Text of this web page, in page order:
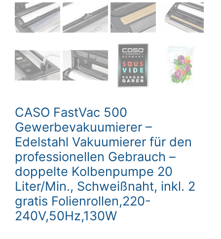
CASO FastVac 500
Gewerbevakuumierer –
Edelstahl Vakuumierer für den
professionellen Gebrauch –
doppelte Kolbenpumpe 20
Liter/Min., Schweißnaht, inkl. 2
gratis Folienrollen,220-
240V,50Hz,130W